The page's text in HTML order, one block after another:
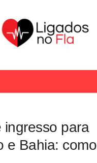
ingresso para
e Bahia: como